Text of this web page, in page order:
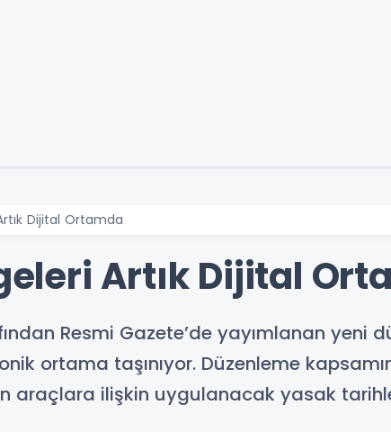
Dijital Ortamda
Artık Dijital
Resmi Gazete’de yayımlanan yeni
ortama taşınıyor. Düzenleme
araçlara ilişkin uygulanacak yasak